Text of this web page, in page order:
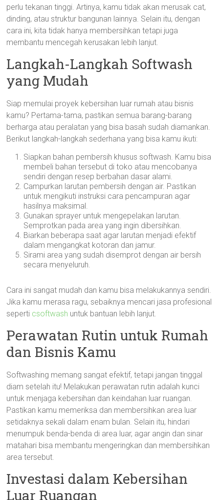
perlu tekanan tinggi. Artinya, kamu tidak akan merusak cat,
dinding, atau struktur bangunan lainnya. Selain itu, dengan
cara ini, kita tidak hanya membersihkan tetapi juga
membantu mencegah kerusakan lebih lanjut.
Langkah-Langkah Softwash
yang Mudah
Siap memulai proyek kebersihan luar rumah atau bisnis
kamu? Pertama-tama, pastikan semua barang-barang
berharga atau peralatan yang bisa basah sudah diamankan.
Berikut langkah-langkah sederhana yang bisa kamu ikuti:
Siapkan bahan pembersih khusus softwash. Kamu bisa
membeli bahan tersebut di toko atau mencobanya
sendiri dengan resep berbahan dasar alami.
Campurkan larutan pembersih dengan air. Pastikan
untuk mengikuti instruksi cara pencampuran agar
hasilnya maksimal.
Gunakan sprayer untuk mengepelakan larutan.
Semprotkan pada area yang ingin dibersihkan.
Biarkan beberapa saat agar larutan menjadi efektif
dalam mengangkat kotoran dan jamur.
Sirami area yang sudah disemprot dengan air bersih
secara menyeluruh.
Cara ini sangat mudah dan kamu bisa melakukannya sendiri.
Jika kamu merasa ragu, sebaiknya mencari jasa profesional
seperti csoftwash untuk bantuan lebih lanjut.
Perawatan Rutin untuk Rumah
dan Bisnis Kamu
Softwashing memang sangat efektif, tetapi jangan tinggal
diam setelah itu! Melakukan perawatan rutin adalah kunci
untuk menjaga kebersihan dan keindahan luar ruangan.
Pastikan kamu memeriksa dan membersihkan area luar
setidaknya sekali dalam enam bulan. Selain itu, hindari
menumpuk benda-benda di area luar, agar angin dan sinar
matahari bisa membantu mengeringkan dan membersihkan
area tersebut.
Investasi dalam Kebersihan
Luar Ruangan